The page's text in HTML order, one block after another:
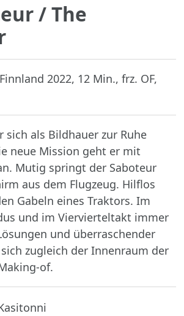
/ The
2022, 12 Min., frz. OF,
sich als Bildhauer zur Ruhe
neue Mission geht er mit
Mutig springt der Saboteur
aus dem Flugzeug. Hilflos
Gabeln eines Traktors. Im
und im Viervierteltakt immer
und überraschender
zugleich der Innenraum der
of.